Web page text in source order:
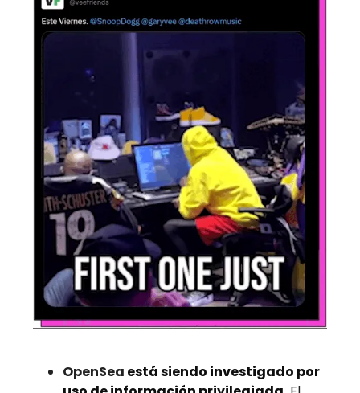
OpenSea está siendo investigado por